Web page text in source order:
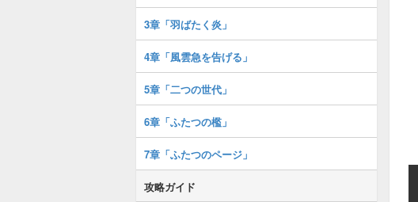
3章「羽ばたく炎」
4章「風雲急を告げる」
5章「二つの世代」
6章「ふたつの檻」
7章「ふたつのページ」
攻略ガイド